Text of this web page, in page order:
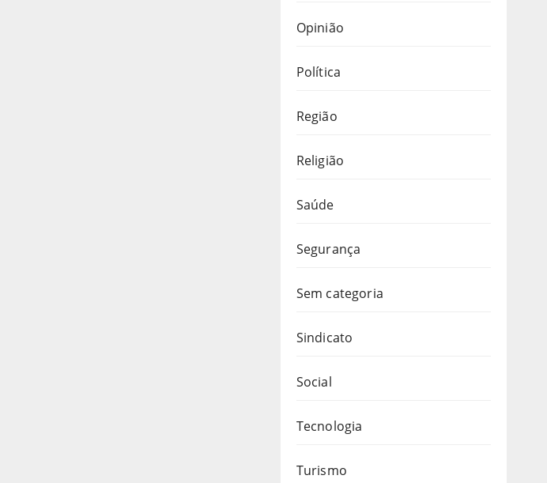
Opinião
Política
Região
Religião
Saúde
Segurança
Sem categoria
Sindicato
Social
Tecnologia
Turismo